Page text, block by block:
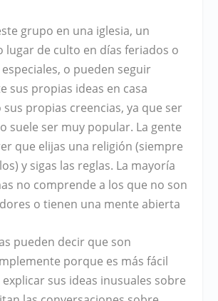
grupo en una iglesia, un
de culto en días feriados o
o pueden seguir
sus propias ideas en casa
propias creencias, ya que ser
suele ser muy popular. La gente
que elijas una religión (siempre
y sigas las reglas. La mayoría
no comprende a los que no son
o tienen una mente abierta
pueden decir que son
porque es más fácil
sus ideas inusuales sobre